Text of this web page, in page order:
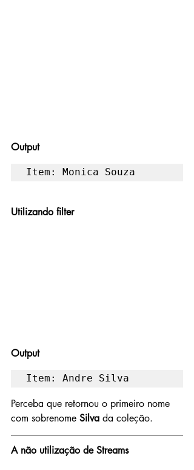
Output
Item: Monica Souza
Utilizando filter
Output
Item: Andre Silva
Perceba que retornou o primeiro nome
com sobrenome Silva da coleção.
A não utilização de Streams